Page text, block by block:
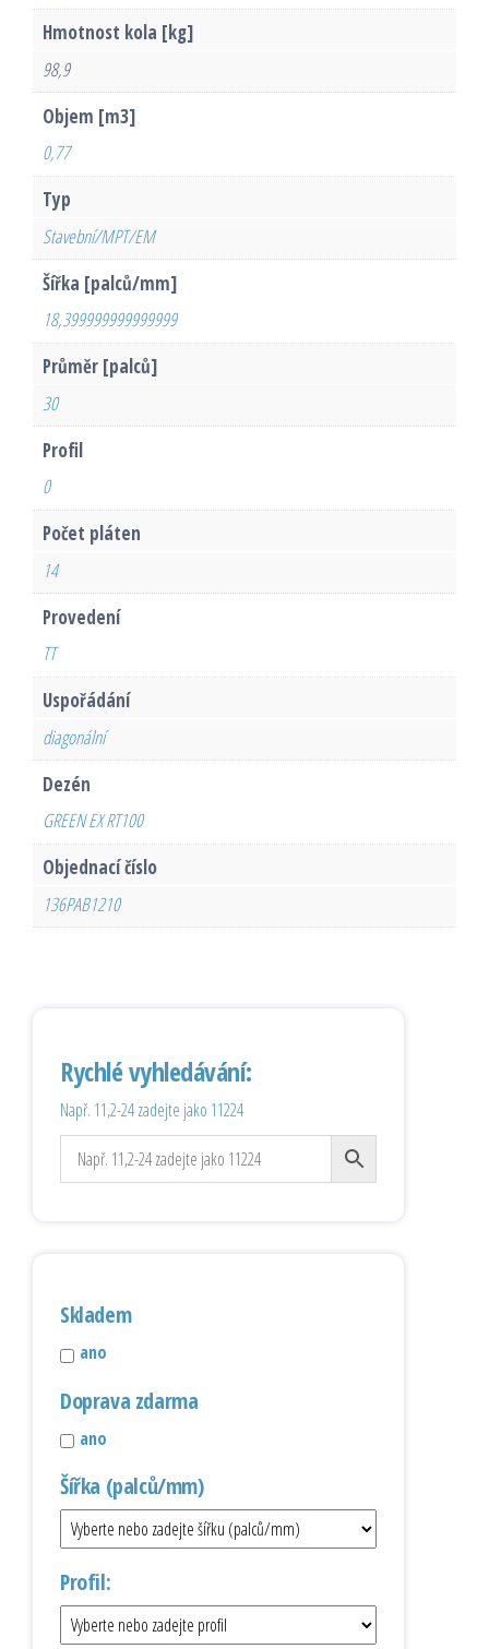
Hmotnost kola [kg]
98,9
Objem [m3]
0,77
Typ
Stavební/MPT/EM
Šířka [palců/mm]
18,399999999999999
Průměr [palců]
30
Profil
0
Počet pláten
14
Provedení
TT
Uspořádání
diagonální
Dezén
GREEN EX RT100
Objednací číslo
136PAB1210
Rychlé vyhledávání:
Např. 11,2-24 zadejte jako 11224
Skladem
ano
Doprava zdarma
ano
Šířka (palců/mm)
Profil: